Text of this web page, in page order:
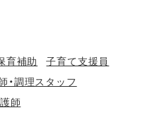
育補助
子育て支援員
・調理スタッフ
師